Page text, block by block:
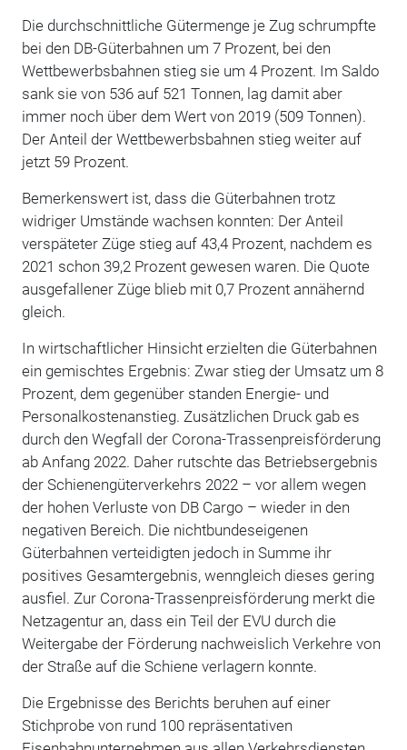
Die durchschnittliche Gütermenge je Zug schrumpfte
bei den DB-Güterbahnen um 7 Prozent, bei den
Wettbewerbsbahnen stieg sie um 4 Prozent. Im Saldo
sank sie von 536 auf 521 Tonnen, lag damit aber
immer noch über dem Wert von 2019 (509 Tonnen).
Der Anteil der Wettbewerbsbahnen stieg weiter auf
jetzt 59 Prozent.
Bemerkenswert ist, dass die Güterbahnen trotz
widriger Umstände wachsen konnten: Der Anteil
verspäteter Züge stieg auf 43,4 Prozent, nachdem es
2021 schon 39,2 Prozent gewesen waren. Die Quote
ausgefallener Züge blieb mit 0,7 Prozent annähernd
gleich.
In wirtschaftlicher Hinsicht erzielten die Güterbahnen
ein gemischtes Ergebnis: Zwar stieg der Umsatz um 8
Prozent, dem gegenüber standen Energie- und
Personalkostenanstieg. Zusätzlichen Druck gab es
durch den Wegfall der Corona-Trassenpreisförderung
ab Anfang 2022. Daher rutschte das Betriebsergebnis
der Schienengüterverkehrs 2022 – vor allem wegen
der hohen Verluste von DB Cargo – wieder in den
negativen Bereich. Die nichtbundeseigenen
Güterbahnen verteidigten jedoch in Summe ihr
positives Gesamtergebnis, wenngleich dieses gering
ausfiel. Zur Corona-Trassenpreisförderung merkt die
Netzagentur an, dass ein Teil der EVU durch die
Weitergabe der Förderung nachweislich Verkehre von
der Straße auf die Schiene verlagern konnte.
Die Ergebnisse des Berichts beruhen auf einer
Stichprobe von rund 100 repräsentativen